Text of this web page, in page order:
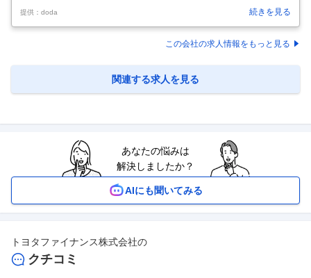
部門 【仕事内容】 【四ツ谷/転勤無】データサイエンティスト（センタ
ー・オブ・エクセレンス）◆全社データ利活用の中核部門 【具体的な仕
事内容】 【AIの力でビジネスを変革/機械学習・データ分析の経験を活か
し、最先端技術を実務レベルで展開/技術力・企画力・提案力を磨ける環
用し、収益拡大や業務課題の解決を支援する全社横断型のCoE（Center
of Excellence）部門です。業務プロセスの改善…
提供：doda 続きを見る
この会社の求人情報をもっと見る
関連する求人を見る
あなたの悩みは
解決しましたか？
AIにも聞いてみる
トヨタファイナンス株式会社の
クチコミ